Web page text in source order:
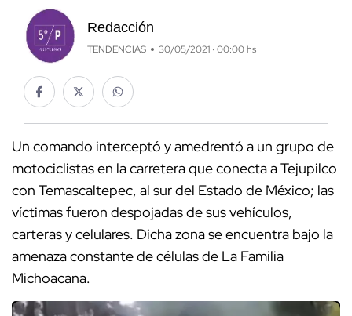
Redacción
TENDENCIAS 30/05/2021 · 00:00 hs
Un comando interceptó y amedrentó a un grupo de
motociclistas en la carretera que conecta a Tejupilco
con Temascaltepec, al sur del Estado de México; las
víctimas fueron despojadas de sus vehículos,
carteras y celulares. Dicha zona se encuentra bajo la
amenaza constante de células de La Familia
Michoacana.